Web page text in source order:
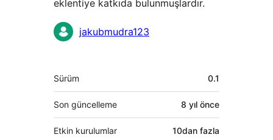
eklentiye katkıda bulunmuşlardır.
Katkıdajakubmudra123
Meta
Sürüm 0.1
Son güncelleme 8 yıl önce
Etkin kurulumlar 10dan fazla